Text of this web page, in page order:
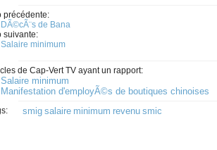
précédente:
DÃ©cÃ¨s de Bana
suivante:
Salaire minimum
de Cap-Vert TV ayant un rapport:
Salaire minimum
Manifestation d'employÃ©s de boutiques chinoises
smig salaire minimum revenu smic